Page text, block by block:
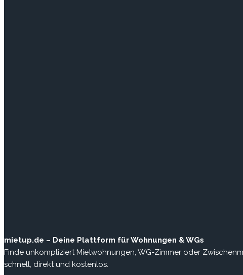
mietup.de – Deine Plattform für Wohnungen & WGs
Finde unkompliziert Mietwohnungen, WG-Zimmer oder
schnell, direkt und kostenlos.